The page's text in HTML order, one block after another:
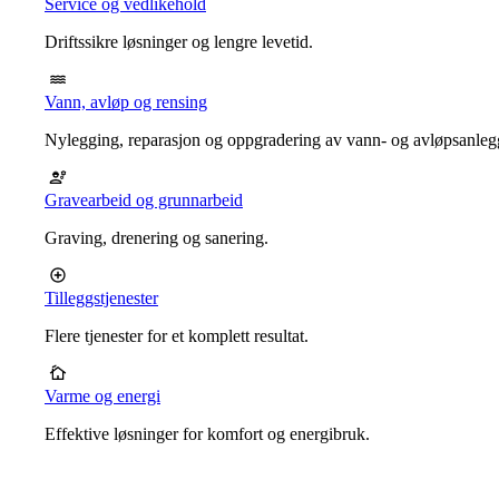
Driftssikre løsninger og lengre levetid.
Vann, avløp og rensing
Nylegging, reparasjon og oppgradering av vann- og
Gravearbeid og grunnarbeid
Graving, drenering og sanering.
Tilleggstjenester
Flere tjenester for et komplett resultat.
Varme og energi
Effektive løsninger for komfort og energibruk.